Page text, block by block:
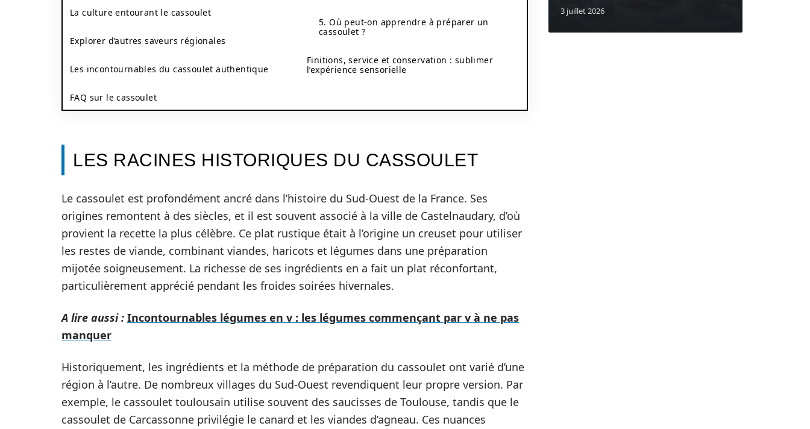
La culture entourant le cassoulet
Explorer d’autres saveurs régionales
Les incontournables du cassoulet authentique
FAQ sur le cassoulet
5. Où peut-on apprendre à préparer un
cassoulet ?
Finitions, service et conservation : sublimer
l’expérience sensorielle
LES RACINES HISTORIQUES DU CASSOULET
Le cassoulet est profondément ancré dans l’histoire du Sud-Ouest de la France. Ses
origines remontent à des siècles, et il est souvent associé à la ville de Castelnaudary, d’où
provient la recette la plus célèbre. Ce plat rustique était à l’origine un creuset pour utiliser
les restes de viande, combinant viandes, haricots et légumes dans une préparation
mijotée soigneusement. La richesse de ses ingrédients en a fait un plat réconfortant,
particulièrement apprécié pendant les froides soirées hivernales.
A lire aussi : Incontournables légumes en v : les légumes commençant par v à ne pas
manquer
Historiquement, les ingrédients et la méthode de préparation du cassoulet ont varié d’une
région à l’autre. De nombreux villages du Sud-Ouest revendiquent leur propre version. Par
exemple, le cassoulet toulousain utilise souvent des saucisses de Toulouse, tandis que le
cassoulet de Carcassonne privilégie le canard et les viandes d’agneau. Ces nuances
3 juillet 2026